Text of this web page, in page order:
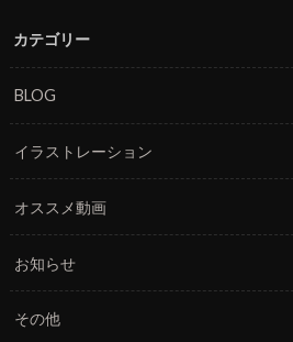
カテゴリー
BLOG
イラストレーション
オススメ動画
お知らせ
その他